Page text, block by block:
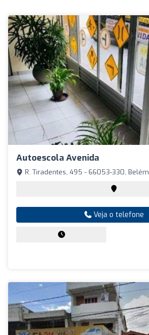
Autoescola Avenida
R. Tiradentes, 495 - 66053-330, Belém
Veja o telefone